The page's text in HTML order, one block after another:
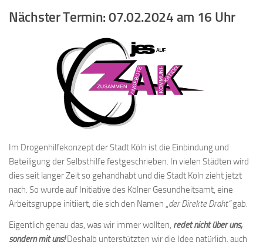
Nächster Termin: 07.02.2024 am 16 Uhr
Im Drogenhilfekonzept der Stadt Köln ist die Einbindung und
Beteiligung der Selbsthilfe festgeschrieben. In vielen Städten wird
dies seit langer Zeit so gehandhabt und die Stadt Köln zieht jetzt
nach. So wurde auf Initiative des Kölner Gesundheitsamt, eine
Arbeitsgruppe initiiert, die sich den Namen „der Direkte Draht“gab.
Eigentlich genau das, was wir immer wollten, redet nicht über uns,
sondern mit uns!Deshalb unterstützten wir die Idee natürlich, auch